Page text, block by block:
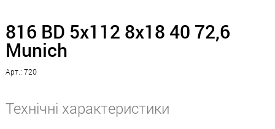
816 BD 5x112 8x18 40 72,6
Munich
Арт.: 720
Технічні характеристики